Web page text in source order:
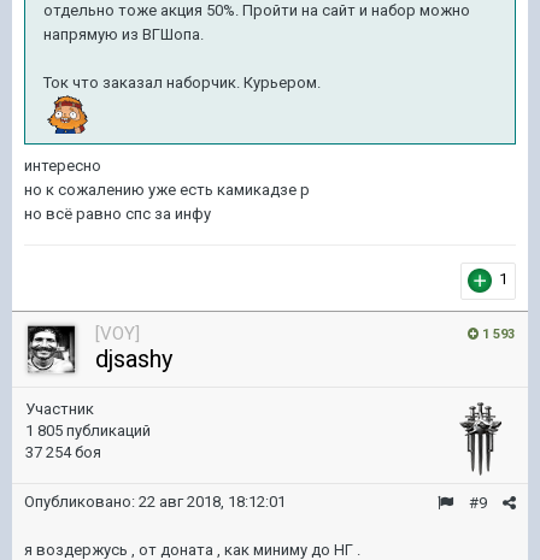
отдельно тоже акция 50%. Пройти на сайт и набор можно
напрямую из ВГШопа.
Ток что заказал наборчик. Курьером.
интересно
но к сожалению уже есть камикадзе р
но всё равно спс за инфу
1
1 593
[VOY]
djsashy
Участник
1 805 публикаций
37 254 боя
#9
Опубликовано: 22 авг 2018, 18:12:01
я воздержусь , от доната , как миниму до НГ .